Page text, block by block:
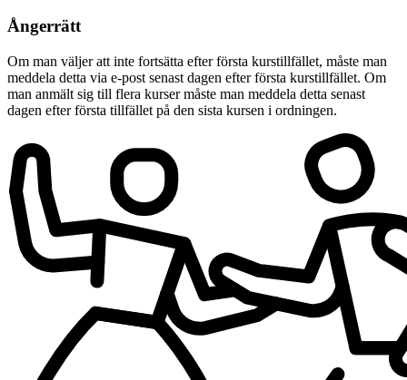
Ångerrätt
Om man väljer att inte fortsätta efter första kurstillfället, måste man
meddela detta via e-post senast dagen efter första kurstillfället. Om
man anmält sig till flera kurser måste man meddela detta senast
dagen efter första tillfället på den sista kursen i ordningen.